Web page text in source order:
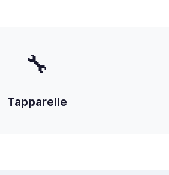
🔧
Tapparelle